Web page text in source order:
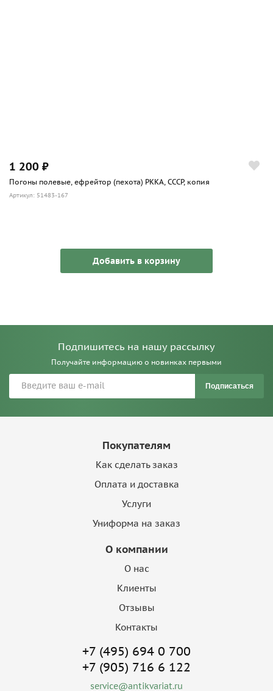
1 200 ₽
Погоны полевые, ефрейтор (пехота) РККА, СССР, копия
Артикул: 51483-167
Добавить в корзину
Подпишитесь на нашу рассылку
Получайте информацию о новинках первыми
Подписаться
Покупателям
Как сделать заказ
Оплата и доставка
Услуги
Униформа на заказ
О компании
О нас
Клиенты
Отзывы
Контакты
+7 (495) 694 0 700
+7 (905) 716 6 122
service@antikvariat.ru